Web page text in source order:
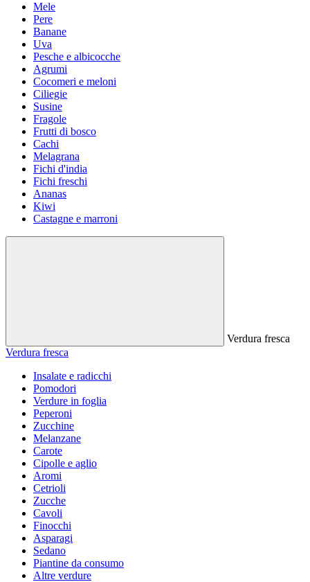
Mele
Pere
Banane
Uva
Pesche e albicocche
Agrumi
Cocomeri e meloni
Ciliegie
Susine
Fragole
Frutti di bosco
Cachi
Melagrana
Fichi d'india
Fichi freschi
Ananas
Kiwi
Castagne e marroni
Verdura fresca
Verdura fresca
Insalate e radicchi
Pomodori
Verdure in foglia
Peperoni
Zucchine
Melanzane
Carote
Cipolle e aglio
Aromi
Cetrioli
Zucche
Cavoli
Finocchi
Asparagi
Sedano
Piantine da consumo
Altre verdure